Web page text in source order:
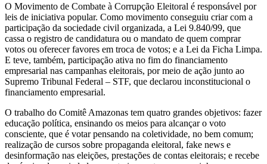
O Movimento de Combate à Corrupção Eleitoral é responsável por
leis de iniciativa popular. Como movimento conseguiu criar com a
participação da sociedade civil organizada, a Lei 9.840/99, que
cassa o registro de candidatura ou o mandato de quem comprar
votos ou oferecer favores em troca de votos; e a Lei da Ficha Limpa.
E teve, também, participação ativa no fim do financiamento
empresarial nas campanhas eleitorais, por meio de ação junto ao
Supremo Tribunal Federal – STF, que declarou inconstitucional o
financiamento empresarial.
O trabalho do Comitê Amazonas tem quatro grandes objetivos: fazer
educação política, ensinando os meios para alcançar o voto
consciente, que é votar pensando na coletividade, no bem comum;
realização de cursos sobre propaganda eleitoral, fake news e
desinformação nas eleições, prestações de contas eleitorais; e recebe